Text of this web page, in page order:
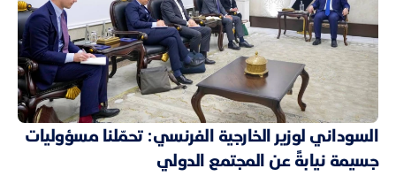
السوداني لوزير الخارجية الفرنسي: تحمّلنا مسؤوليات
جسيمة نيابةً عن المجتمع الدولي